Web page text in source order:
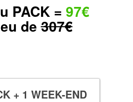
PACK = 97€
de307€
+ 1 WEEK-END